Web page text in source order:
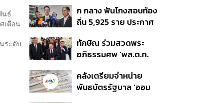
นธ์
เตือน
ระดับ
350’ เสริมความมั่นคง
ชายแดน
ก กลาง ฟันโกงสอบท้อง
ถิ่น 5,925 ราย ประกาศ
ราย รอ ป.ป.ช. ขีดเส้นแล้ว
เสร็จ 31 ส.ค.
ทักษิณ ร่วมสวดพระ
อภิธรรมศพ ‘พล.ต.ท.
สิน’ สิริอายุ 103 ปี แกนนำ
เพื่อไทย-บุคคลหลาก
คลังเตรียมจำหน่าย
พันธบัตรรัฐบาล ‘ออม